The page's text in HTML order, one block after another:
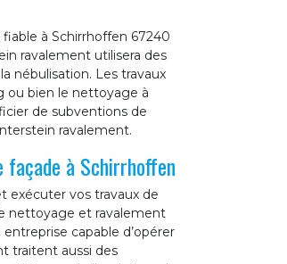
à Schirrhoffen 67240
ravalement utilisera des
nébulisation. Les travaux
ou bien le nettoyage à
de subventions de
ravalement.
à Schirrhoffen
exécuter vos travaux de
nettoyage et ravalement
capable d’opérer
traitent aussi des